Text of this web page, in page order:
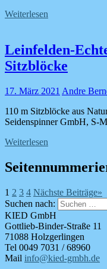
Weiterlesen
Leinfelden-
Sitzblöcke
17. März 2021 Andre
110 m Sitzblöcke aus
Seidenspinner GmbH, S-
Weiterlesen
1 2 3 4 Nächste Beiträge»
Suchen nach:
KIED GmbH
Gottlieb-Binder-Straße 11
71088 Holzgerlingen
Tel 0049 7031 / 68960
Mail info@kied-gmbh.de